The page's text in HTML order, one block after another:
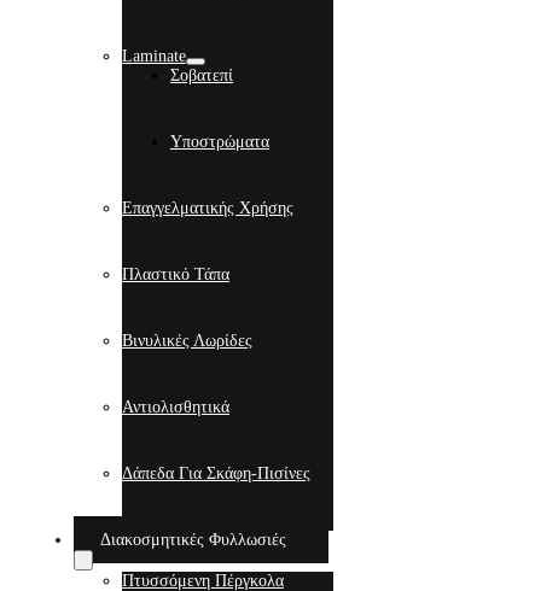
Laminate
Σοβατεπί
Υποστρώματα
Επαγγελματικής Χρήσης
Πλαστικό Τάπα
Βινυλικές Λωρίδες
Αντιολισθητικά
Δάπεδα Για Σκάφη-Πισίνες
Διακοσμητικές Φυλλωσιές
Πτυσσόμενη Πέργκολα